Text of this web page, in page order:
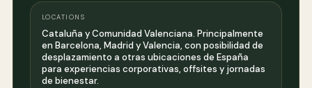
LOCATIONS
Cataluña y Comunidad Valenciana. Principalmente
en Barcelona, Madrid y Valencia, con posibilidad de
desplazamiento a otras ubicaciones de España
para experiencias corporativas, offsites y jornadas
de bienestar.